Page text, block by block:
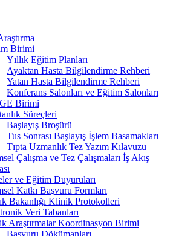
Birimi
Yıllık Eğitim Planları
Ayaktan Hasta Bilgilendirme Rehberi
Yatan Hasta Bilgilendirme Rehberi
Konferans Salonları ve Eğitim Salonları
Birimi
Süreçleri
Başlayış Broşürü
Tus Sonrası Başlayış İşlem Basamakları
Tıpta Uzmanlık Tez Yazım Kılavuzu
Çalışma ve Tez Çalışmaları İş Akış
ve Eğitim Duyuruları
Katkı Başvuru Formları
Bakanlığı Klinik Protokolleri
Veri Tabanları
Araştırmalar Koordinasyon Birimi
Başvuru Dökümanları